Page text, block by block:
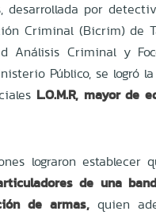
desarrollada por
Criminal (Bicrim) de
Análisis Criminal y
Público, se logró
L.O.M.R, mayor de
lograron establecer
de una
de armas, quien